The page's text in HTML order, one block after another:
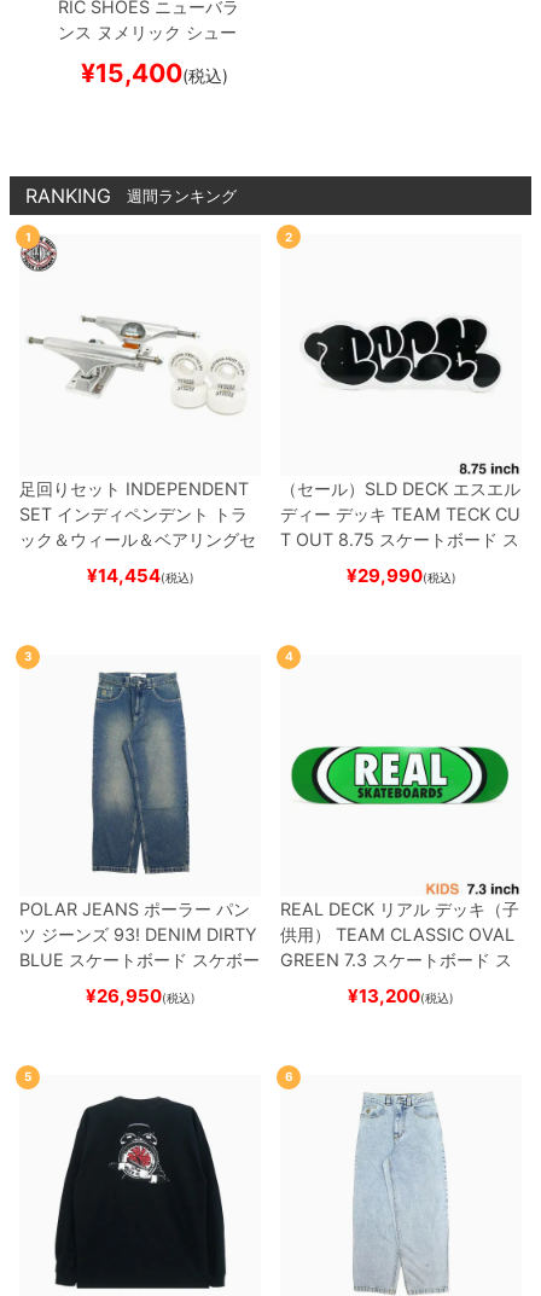
RIC SHOES ニューバラ
ンス ヌメリック シュー
Y 306NM306GRDBLA
¥15,400(税込)
RANKING 週間ランキング
1
足回りセット INDEPENDENT
SET インディペンデント
トラ
ック＆ウィール＆ベアリングセ
（トリック用）
ード スケボー
¥14,454(税込)
2
（セール） SLD DECK エスエル
ディー デッキ TEAM TECK CU
T OUT 8.75 スケートボード ス
¥29,990(税込)
3
POLAR JEANS ポーラー パン
ツ ジーンズ 93! DENIM DIRTY
BLUE スケートボード スケボー
¥26,950(税込)
4
REAL DECK リアル デッキ（子
供用）
TEAM CLASSIC OVAL
GREEN 7.3 スケートボード ス
¥13,200(税込)
5 6